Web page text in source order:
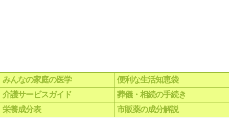
みんなの家庭の医学
便利な生活知恵袋
介護サービスガイド
葬儀・相続の手続き
栄養成分表
市販薬の成分解説